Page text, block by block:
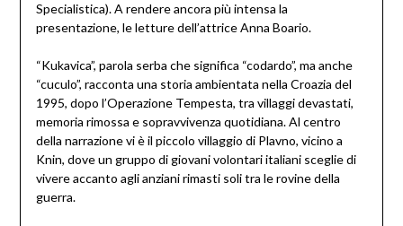
Specialistica). A rendere ancora più intensa la
presentazione, le letture dell’attrice Anna Boario.
“Kukavica”, parola serba che significa “codardo”, ma anche
“cuculo”, racconta una storia ambientata nella Croazia del
1995, dopo l’Operazione Tempesta, tra villaggi devastati,
memoria rimossa e sopravvivenza quotidiana. Al centro
della narrazione vi è il piccolo villaggio di Plavno, vicino a
Knin, dove un gruppo di giovani volontari italiani sceglie di
vivere accanto agli anziani rimasti soli tra le rovine della
guerra.